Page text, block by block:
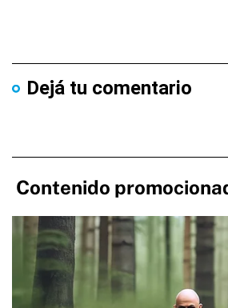
Dejá tu comentario